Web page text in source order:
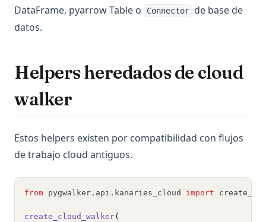
DataFrame, pyarrow Table o
Connector de base de
datos.
Helpers heredados de cloud
walker
Estos helpers existen por compatibilidad con flujos
de trabajo cloud antiguos.
from pygwalker . api . kanaries_cloud import
create_cloud_walker(